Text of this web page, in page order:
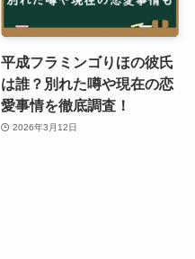
平成フラミンゴりほの彼氏
は誰？別れた噂や現在の恋
愛事情を徹底調査！
2026年3月12日